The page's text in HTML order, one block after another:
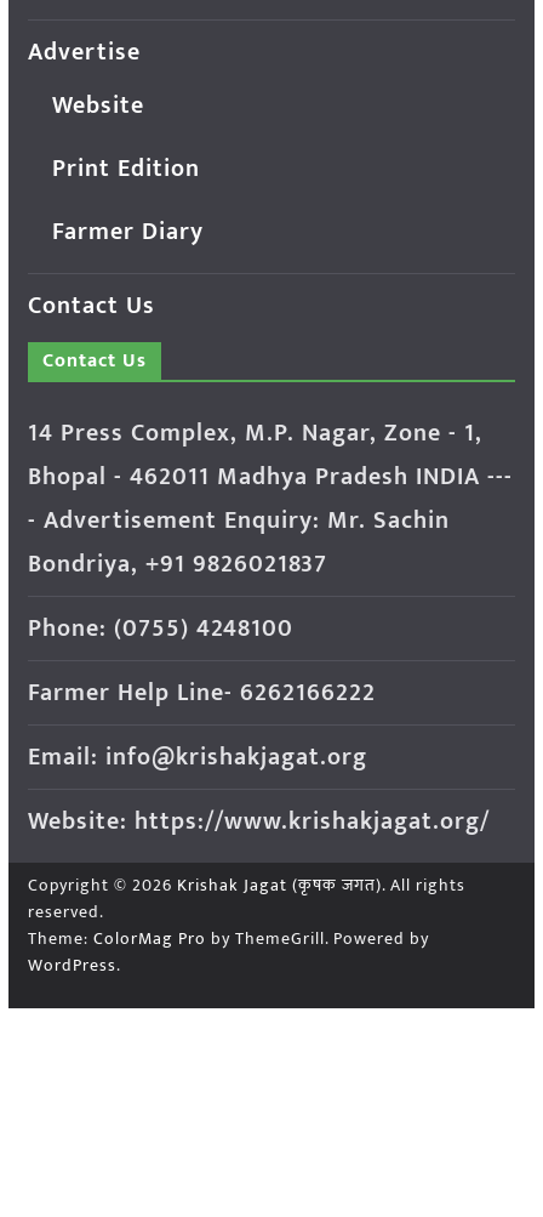
Advertise
Website
Print Edition
Farmer Diary
Contact Us
Contact Us
14 Press Complex, M.P. Nagar, Zone - 1,
Bhopal - 462011 Madhya Pradesh INDIA ---
- Advertisement Enquiry: Mr. Sachin
Bondriya, +91 9826021837
Phone: (0755) 4248100
Farmer Help Line- 6262166222
Email: info@krishakjagat.org
Website: https://www.krishakjagat.org/
Copyright © 2026 Krishak Jagat (कृषक जगत). All rights
reserved.
Theme: ColorMag Pro by ThemeGrill. Powered by
WordPress.